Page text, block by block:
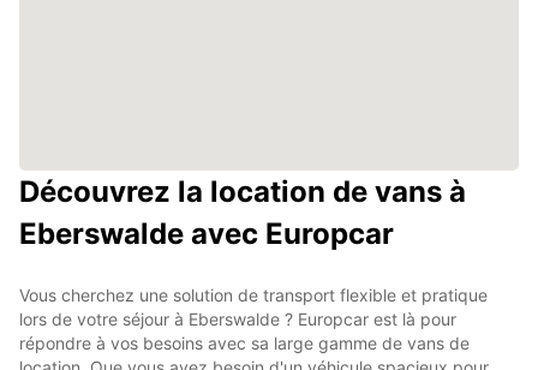
Découvrez la location de vans à
Eberswalde avec Europcar
Vous cherchez une solution de transport flexible et pratique
lors de votre séjour à Eberswalde ? Europcar est là pour
répondre à vos besoins avec sa large gamme de vans de